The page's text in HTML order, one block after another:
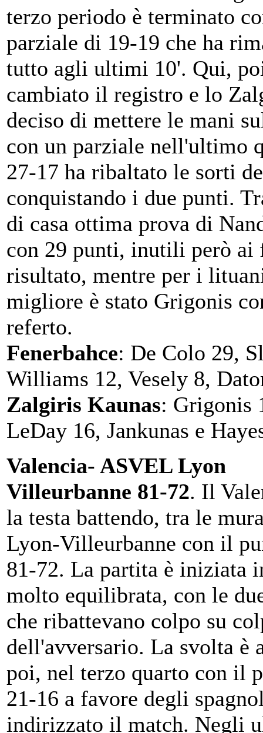
terzo periodo è terminato
parziale di 19-19 che ha
tutto agli ultimi 10'. Qui,
cambiato il registro e lo
deciso di mettere le mani
con un parziale nell'ultimo
27-17 ha ribaltato le sorti
conquistando i due punti.
di casa ottima prova di
con 29 punti, inutili però ai
risultato, mentre per i
migliore è stato Grigonis
referto.
Fenerbahce: De Colo 29,
Williams 12, Vesely 8,
Zalgiris Kaunas: Grigonis
LeDay 16, Jankunas e
Valencia- ASVEL Lyon
Villeurbanne 81-72. Il
la testa battendo, tra le
Lyon-Villeurbanne con il
81-72. La partita è iniziata
molto equilibrata, con le
che ribattevano colpo su
dell'avversario. La svolta è
poi, nel terzo quarto con il
21-16 a favore degli
indirizzato il match. Negli